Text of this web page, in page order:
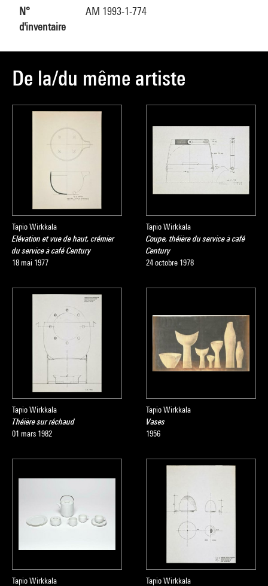
N°
d'inventaire
AM 1993-1-774
De la/du même artiste
Tapio Wirkkala
Elévation et vue de haut, crémier
du service à café Century
18 mai 1977
Tapio Wirkkala
Coupe, théière du service à café
Century
24 octobre 1978
Tapio Wirkkala
Théière sur réchaud
01 mars 1982
Tapio Wirkkala
Vases
1956
Tapio Wirkkala
Tapio Wirkkala